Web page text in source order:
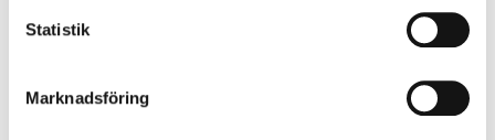
Statistik
Marknadsföring
företagserbjudande? Tveka inte att
För dig som är privatperson har vi samlat information och